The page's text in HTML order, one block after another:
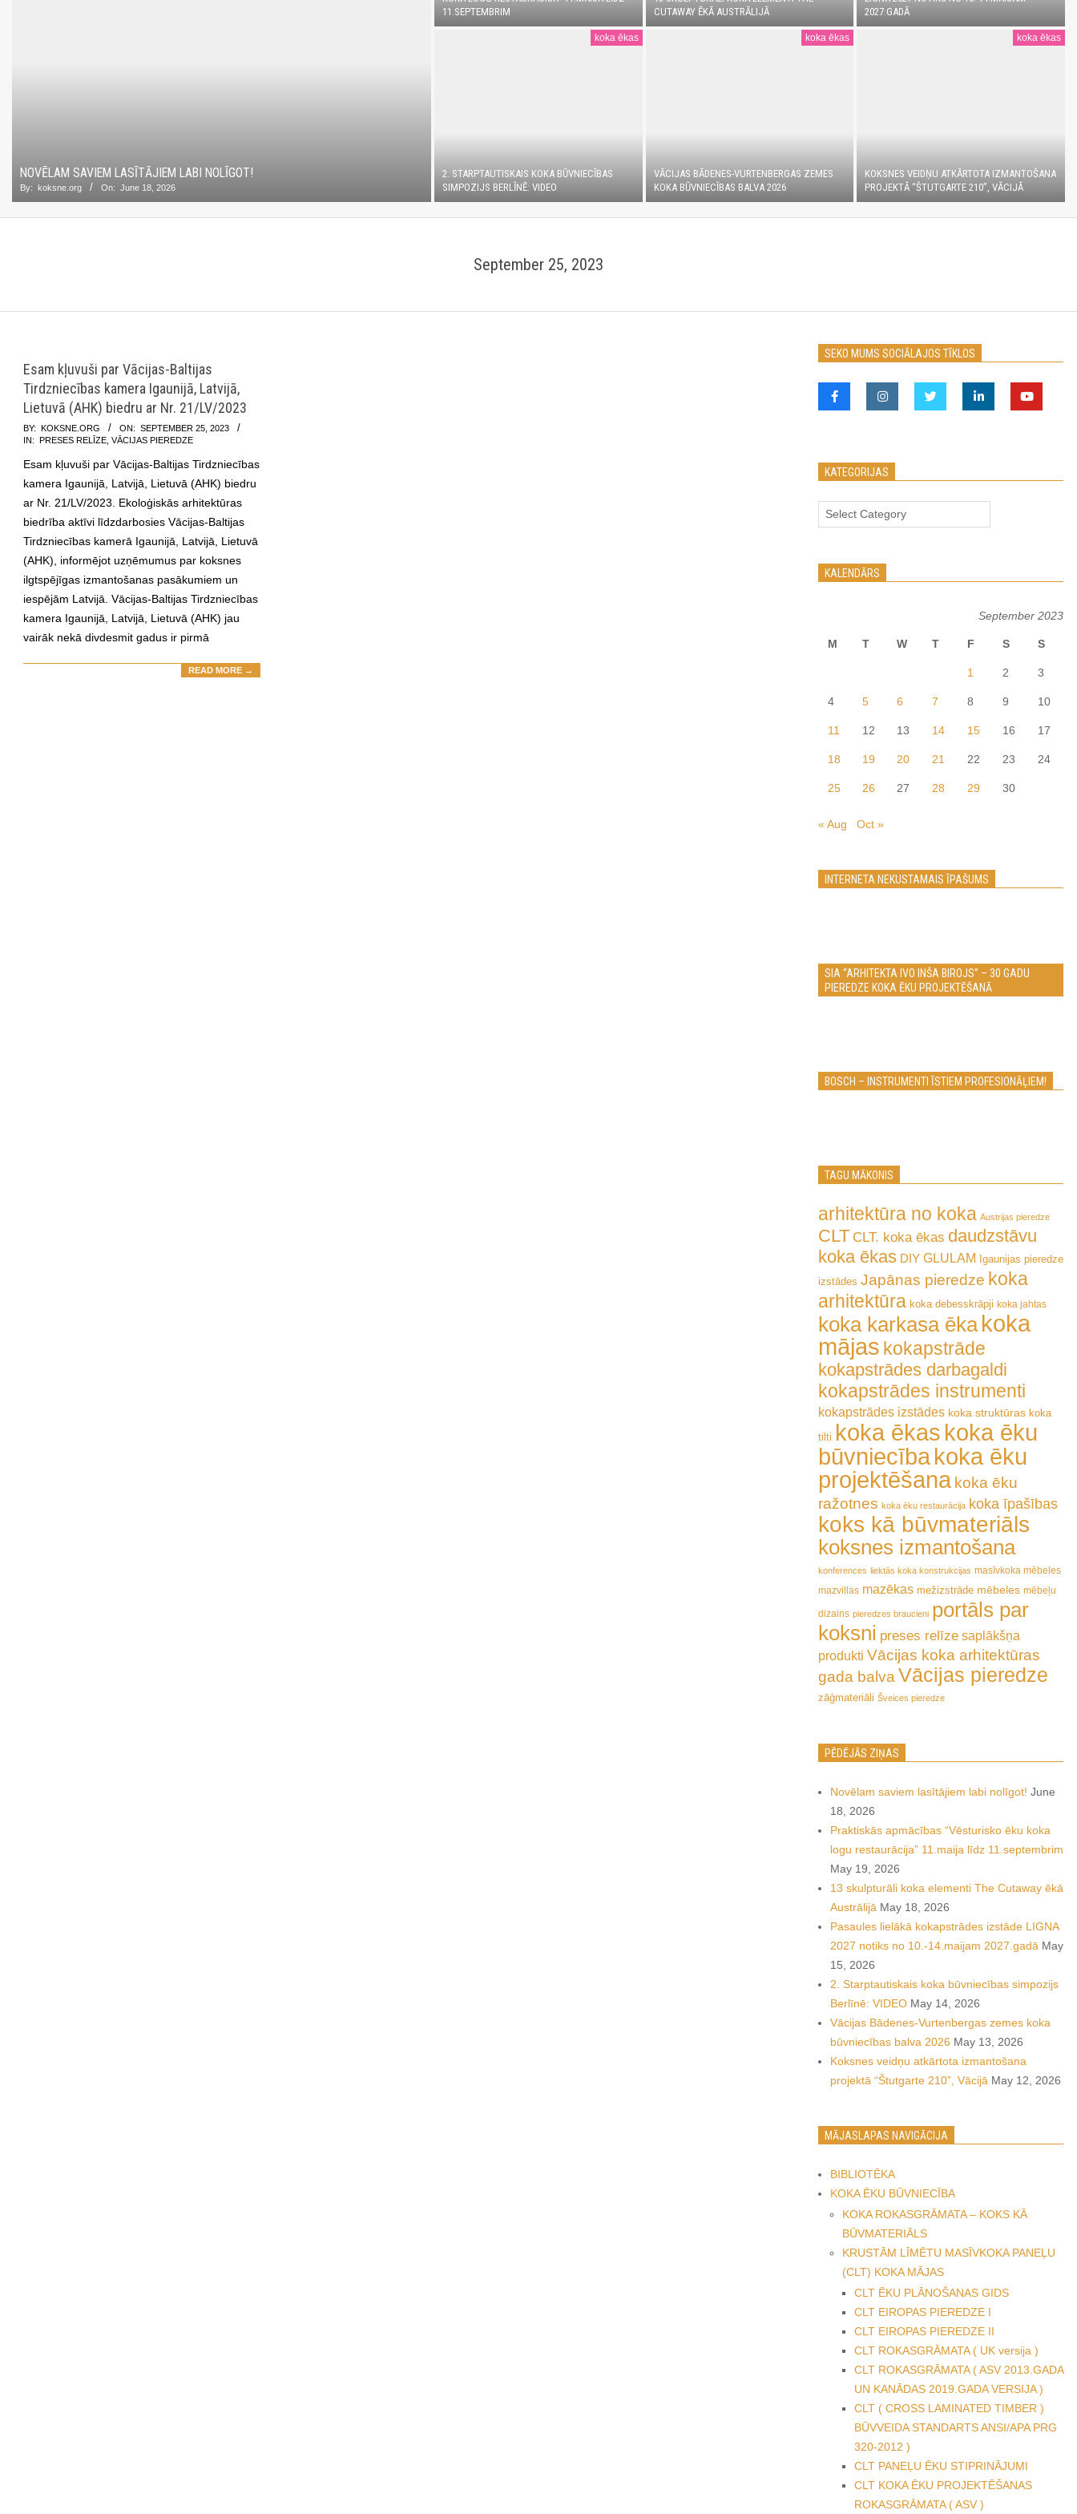
NOVĒLAM SAVIEM LASĪTĀJIEM LABI NOLĪGOT!
By: koksne.org On: June 18, 2026
11.SEPTEMBRIM
CUTAWAY ĒKĀ AUSTRĀLIJĀ
2027.GADĀ
koka ēkas
2. STARPTAUTISKAIS KOKA BŪVNIECĪBAS
SIMPOZIJS BERLĪNĒ: VIDEO
koka ēkas
VĀCIJAS BĀDENES-VURTENBERGAS ZEMES
KOKA BŪVNIECĪBAS BALVA 2026
koka ēkas
KOKSNES VEIDŅU ATKĀRTOTA IZMANTOŠANA
PROJEKTĀ “ŠTUTGARTE 210”, VĀCIJĀ
September 25, 2023
Esam kļuvuši par Vācijas-Baltijas
Tirdzniecības kamera Igaunijā, Latvijā,
Lietuvā (AHK) biedru ar Nr. 21/LV/2023
2023-
09-
25
BY: KOKSNE.ORG ON: SEPTEMBER 25, 2023
IN: PRESES RELĪZE VĀCIJAS PIEREDZE
Esam kļuvuši par Vācijas-Baltijas Tirdzniecības
kamera Igaunijā, Latvijā, Lietuvā (AHK) biedru
ar Nr. 21/LV/2023. Ekoloģiskās arhitektūras
biedrība aktīvi līdzdarbosies Vācijas-Baltijas
Tirdzniecības kamerā Igaunijā, Latvijā, Lietuvā
(AHK), informējot uzņēmumus par koksnes
ilgtspējīgas izmantošanas pasākumiem un
iespējām Latvijā. Vācijas-Baltijas Tirdzniecības
kamera Igaunijā, Latvijā, Lietuvā (AHK) jau
vairāk nekā divdesmit gadus ir pirmā
READ MORE →
SEKO MUMS SOCIĀLAJOS TĪKLOS
KATEGORIJAS
Kategorijas
KALENDĀRS
September 2023
M T W T F S S
1 2 3
4 5 6 7 8 9 10
11 12 13 14 15 16 17
18 19 20 21 22 23 24
25 26 27 28 29 30
« Aug Oct »
INTERNETA NEKUSTAMAIS ĪPAŠUMS
SIA “ARHITEKTA IVO INŠA BIROJS” – 30 GADU
PIEREDZE KOKA ĒKU PROJEKTĒŠANĀ
BOSCH – INSTRUMENTI ĪSTIEM PROFESIONĀĻIEM!
TAGU MĀKONIS
arhitektūra no koka Austrijas pieredze
CLT CLT. koka ēkas daudzstāvu
koka ēkas DIY GLULAM Igaunijas pieredze
izstādes Japānas pieredze koka
arhitektūra koka debesskrāpji koka jahtas
koka karkasa ēka koka
mājas kokapstrāde
kokapstrādes darbagaldi
kokapstrādes instrumenti
kokapstrādes izstādes koka struktūras koka
tilti koka ēkas koka ēku
būvniecībakoka ēku
projektēšana koka ēku
ražotnes koka ēku restaurācija koka īpašības
koks kā būvmateriāls
koksnes izmantošana
konferences liektās koka konstrukcijas masīvkoka mēbeles
mazvillas mazēkas mežizstrāde mēbeles mēbeļu
dizains pieredzes braucieni portāls par
koksni preses relīze saplākšņa
produkti Vācijas koka arhitektūras
gada balva Vācijas pieredze
zāģmateriāli Šveices pieredze
PĒDĒJĀS ZIŅAS
Novēlam saviem lasītājiem labi nolīgot! June
18, 2026
Praktiskās apmācības “Vēsturisko ēku koka
logu restaurācija” 11.maija līdz 11.septembrim
May 19, 2026
13 skulpturāli koka elementi The Cutaway ēkā
Austrālijā May 18, 2026
Pasaules lielākā kokapstrādes izstāde LIGNA
2027 notiks no 10.-14.maijam 2027.gadā May
15, 2026
2. Starptautiskais koka būvniecības simpozijs
Berlīnē: VIDEO May 14, 2026
Vācijas Bādenes-Vurtenbergas zemes koka
būvniecības balva 2026 May 13, 2026
Koksnes veidņu atkārtota izmantošana
projektā “Štutgarte 210”, Vācijā May 12, 2026
MĀJASLAPAS NAVIGĀCIJA
BIBLIOTĒKA
KOKA ĒKU BŪVNIECĪBA
KOKA ROKASGRĀMATA – KOKS KĀ
BŪVMATERIĀLS
KRUSTĀM LĪMĒTU MASĪVKOKA PANEĻU
(CLT) KOKA MĀJAS
CLT ĒKU PLĀNOŠANAS GIDS
CLT EIROPAS PIEREDZE I
CLT EIROPAS PIEREDZE II
CLT ROKASGRĀMATA ( UK versija )
CLT ROKASGRĀMATA ( ASV 2013.GADA
UN KANĀDAS 2019.GADA VERSIJA )
CLT ( CROSS LAMINATED TIMBER )
BŪVVEIDA STANDARTS ANSI/APA PRG
320-2012 )
CLT PANEĻU ĒKU STIPRINĀJUMI
CLT KOKA ĒKU PROJEKTĒŠANAS
ROKASGRĀMATA ( ASV )